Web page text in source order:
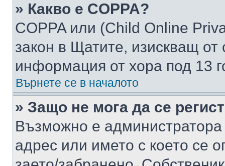
» Какво е COPPA?
COPPA или (Child Online
закон в Щатите, изискващ от
информация от хора под 13
Върнете се в началото
» Защо не мога да се
Възможно е
адрес или името с което се